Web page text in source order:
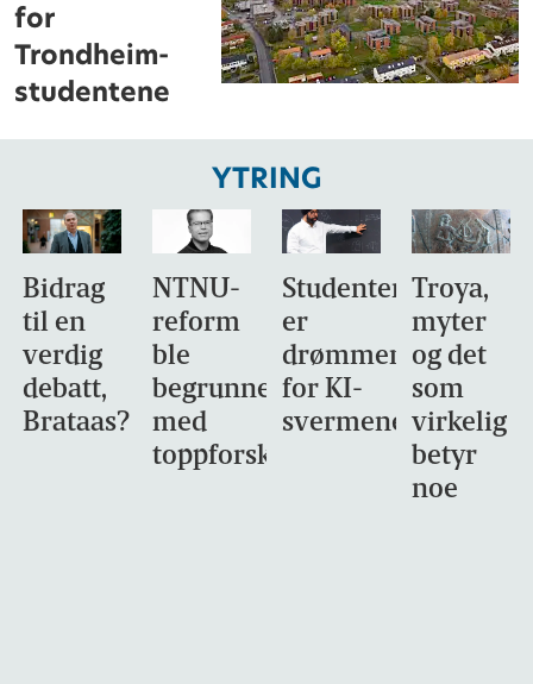
for
Trondheim-
studentene
YTRING
Bidrag
til en
verdig
debatt,
Brataas?
NTNU-
reform
ble
begrunnet
med
toppforskning
Studentene
er
drømmemålet
for KI-
svermene
Troya,
myter
og det
som
virkelig
betyr
noe